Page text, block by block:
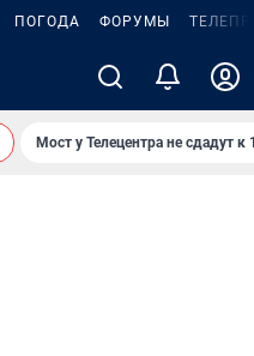
ПОГОДА ФОРУМЫ
Мост у Телецентра не сдадут к